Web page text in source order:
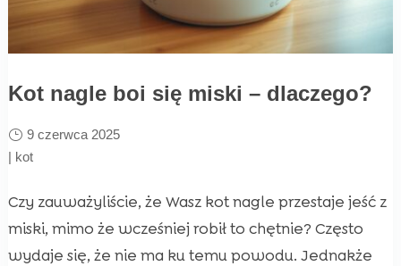
Kot nagle boi się miski – dlaczego?
9 czerwca 2025
| kot
Czy zauważyliście, że Wasz kot nagle przestaje jeść z
miski, mimo że wcześniej robił to chętnie? Często
wydaje się, że nie ma ku temu powodu. Jednakże